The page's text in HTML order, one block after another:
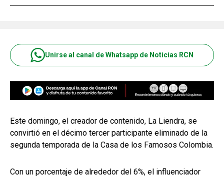
Unirse al canal de Whatsapp de Noticias RCN
Este domingo, el creador de contenido, La Liendra, se
convirtió en el décimo tercer participante eliminado de la
segunda temporada de la Casa de los Famosos Colombia.
Con un porcentaje de alrededor del 6%, el influenciador